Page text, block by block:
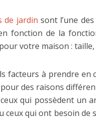
de jardin sont l’une
fonction de la
votre maison :
facteurs à prendre
des raisons
qui possèdent un
qui ont besoin